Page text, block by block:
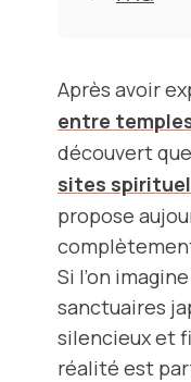
Après avoir
entre
découvert
sites
propose
Si l’on
sanctuaires
silencieux et
réalité est